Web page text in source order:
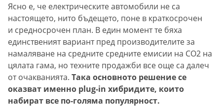
Ясно е, че електрическите автомобили не са
настоящето, нито бъдещето, поне в краткосрочен
и средносрочен план. В един момент те бяха
единственият вариант пред производителите за
намаляване на средните средните емисии на CO2 на
цялата гама, но техните продажби все още са далеч
от очакванията. Така основното решение се
оказват именно plug-in хибридите, които
набират все по-голяма популярност.